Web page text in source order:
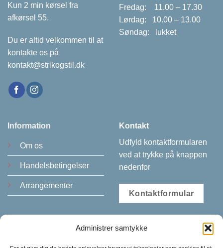
Administrer samtykke
Kun 2 min kørsel fra
afkørsel 55.
Du er altid velkommen til at
kontakte os på
kontakt@strikogstil.dk
Fredag: 11.00 – 17.30
Lørdag: 10.00 – 13.00
Søndag: lukket
Information
Om os
Handelsbetingelser
Arrangementer
Kontakt
Udfyld kontaktformularen
ved at trykke på knappen
nedenfor
Kontaktformular